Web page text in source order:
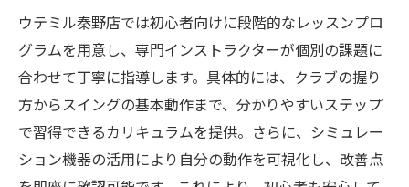
ウテミル秦野店では初心者向けに段階的なレッスンプロ
グラムを用意し、専門インストラクターが個別の課題に
合わせて丁寧に指導します。具体的には、クラブの握り
方からスイングの基本動作まで、分かりやすいステップ
で習得できるカリキュラムを提供。さらに、シミュレー
ション機器の活用により自分の動作を可視化し、改善点